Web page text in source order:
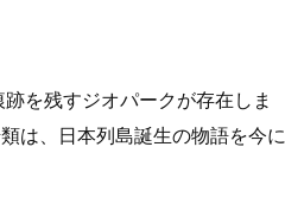
を残すジオパークが存在しま
は、日本列島誕生の物語を今に